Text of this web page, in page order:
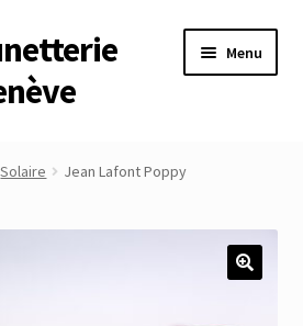
Menu
Solaire Jean Lafont Poppy